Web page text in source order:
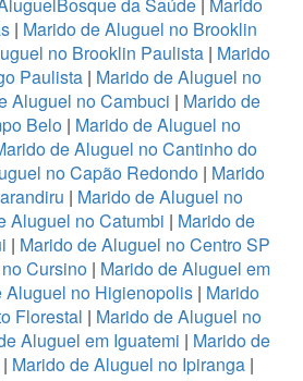
| Marido de Aluguel no Brooklin
no Brooklin Paulista | Marido
Paulista | Marido de Aluguel no
Aluguel no Cambuci | Marido de
Belo | Marido de Aluguel no
de Aluguel no Cantinho do
no Capão Redondo| Marido
| Marido de Aluguel no
Aluguel no Catumbi | Marido de
| Marido de Aluguel no Centro SP
Cursino | Marido de Aluguel em
Aluguel no Higienopolis| Marido
Florestal | Marido de Aluguel no
Aluguel em Iguatemi | Marido de
| Marido de Aluguel no Ipiranga |